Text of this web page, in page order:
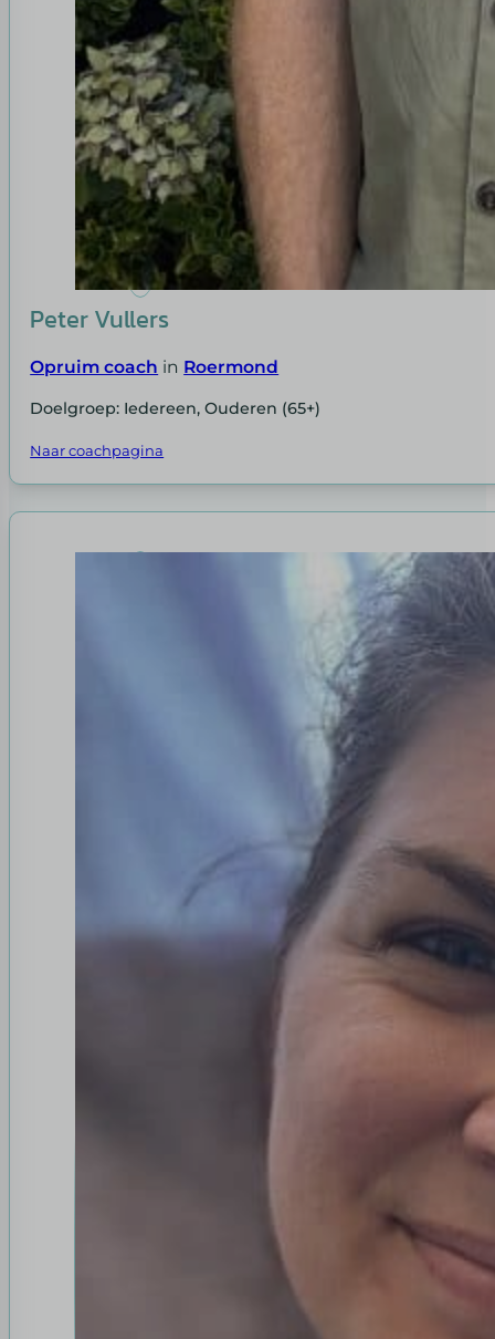
Peter Vullers
Opruim coach in Roermond
Doelgroep: Iedereen, Ouderen (65+)
Naar coachpagina